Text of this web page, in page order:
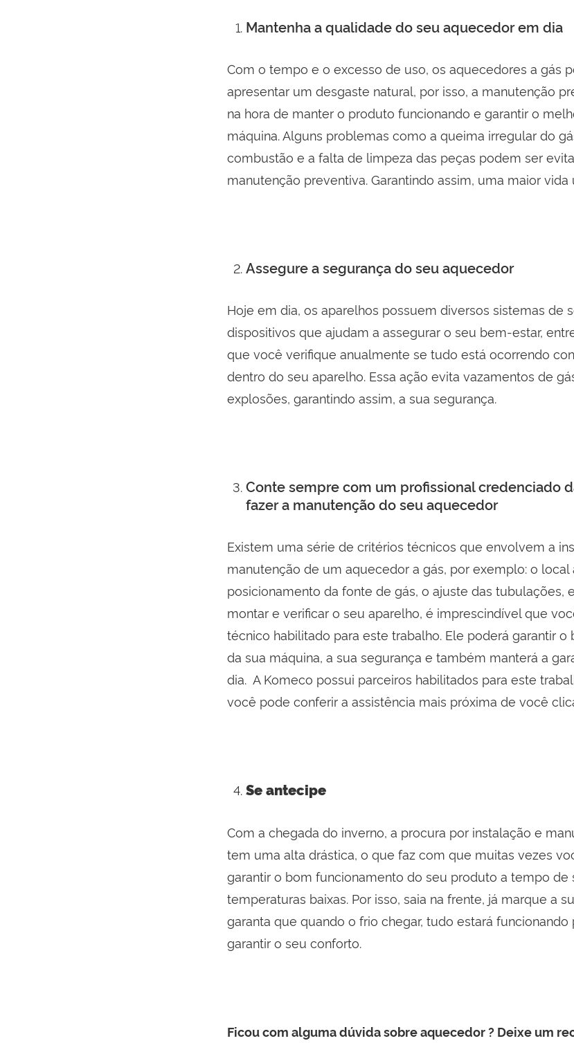
Mantenha a qualidade do seu aquecedor em dia
Com o tempo e o excesso de uso, os aquecedores a gás
apresentar um desgaste natural, por isso, a manutenção
na hora de manter o produto funcionando e garantir o
máquina. Alguns problemas como a queima irregular do
combustão e a falta de limpeza das peças podem ser
manutenção preventiva. Garantindo assim, uma maior
Assegure a segurança do seu aquecedor
Hoje em dia, os aparelhos possuem diversos sistemas de
dispositivos que ajudam a assegurar o seu bem-estar,
que você verifique anualmente se tudo está ocorrendo
dentro do seu aparelho. Essa ação evita vazamentos de
explosões, garantindo assim, a sua segurança.
Conte sempre com um profissional credenciado
fazer a manutenção do seu aquecedor
Existem uma série de critérios técnicos que envolvem a
manutenção de um aquecedor a gás, por exemplo: o local
posicionamento da fonte de gás, o ajuste das tubulações,
montar e verificar o seu aparelho, é imprescindível que
técnico habilitado para este trabalho. Ele poderá garantir
da sua máquina, a sua segurança e também manterá a
dia. A Komeco possui parceiros habilitados para este
você pode conferir a assistência mais próxima de você
Se antecipe
Com a chegada do inverno, a procura por instalação e
tem uma alta drástica, o que faz com que muitas vezes
garantir o bom funcionamento do seu produto a tempo de
temperaturas baixas. Por isso, saia na frente, já marque a
garanta que quando o frio chegar, tudo estará
garantir o seu conforto.
Ficou com alguma dúvida sobre aquecedor ? Deixe um